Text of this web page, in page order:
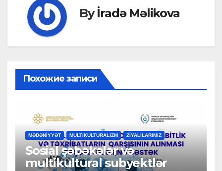
Byİradə Məlikova
Похожие записи
MƏDƏNİYYƏT MULTIKULTURALIZM ZİYALILARIMIZ
Sosial şəbəkələr və
multikultural subyektlər